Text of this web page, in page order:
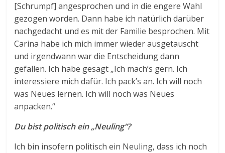
[Schrumpf] angesprochen und in die engere Wahl
gezogen worden. Dann habe ich natürlich darüber
nachgedacht und es mit der Familie besprochen. Mit
Carina habe ich mich immer wieder ausgetauscht
und irgendwann war die Entscheidung dann
gefallen. Ich habe gesagt „Ich mach’s gern. Ich
interessiere mich dafür. Ich pack’s an. Ich will noch
was Neues lernen. Ich will noch was Neues
anpacken.“
Du bist politisch ein „Neuling“?
Ich bin insofern politisch ein Neuling, dass ich noch